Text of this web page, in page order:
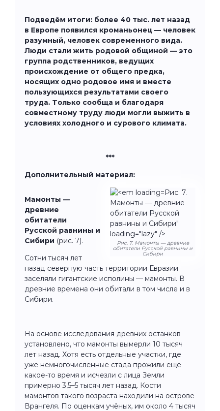
Подведём итоги: более 40 тыс. лет назад
в Европе появился кроманьонец — человек
разумный, человек современного вида.
Люди стали жить родовой общиной — это
группа родственников, ведущих
происхождение от общего предка,
носящих одно родовое имя и вместе
пользующихся результатами своего
труда. Только сообща и благодаря
совместному труду люди могли выжить в
условиях холодного и сурового климата.
***
Дополнительный материал:
Рис. 7.
Мамонты — древние
обитатели Русской
равнины и Сибири"
loading="lazy" />
Рис. 7. Мамонты — древние
обитатели Русской равнины и
Сибири
Мамонты —
древние
обитатели
Русской равнины и
Сибири (рис. 7).
Сотни тысяч лет
назад северную часть территории Евразии
заселяли гигантские исполины — мамонты. В
древние времена они обитали в том числе и в
Сибири.
На основе исследования древних останков
установлено, что мамонты вымерли 10 тысяч
лет назад. Хотя есть отдельные участки, где
уже немногочисленные стада прожили ещё
какое-то время и исчезли с лица Земли
примерно 3,5–5 тысяч лет назад. Кости
мамонтов такого возраста находили на острове
Врангеля. По оценкам учёных, им около 4 тысяч